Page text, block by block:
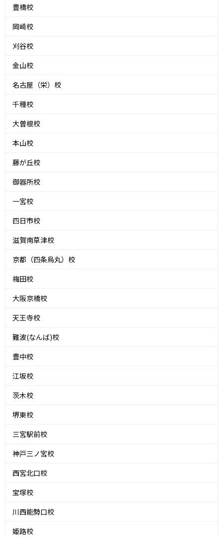
豊橋校
岡崎校
刈谷校
金山校
名古屋（栄）校
千種校
大曽根校
本山校
藤が丘校
御器所校
一宮校
四日市校
滋賀南草津校
京都（四条烏丸）校
梅田校
大阪京橋校
天王寺校
難波(なんば)校
豊中校
江坂校
茨木校
堺東校
三宮駅前校
神戸三ノ宮校
西宮北口校
宝塚校
川西能勢口校
姫路校